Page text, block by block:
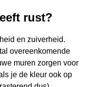
rust?
en zuiverheid.
overeenkomende
muren zorgen voor
je de kleur ook op